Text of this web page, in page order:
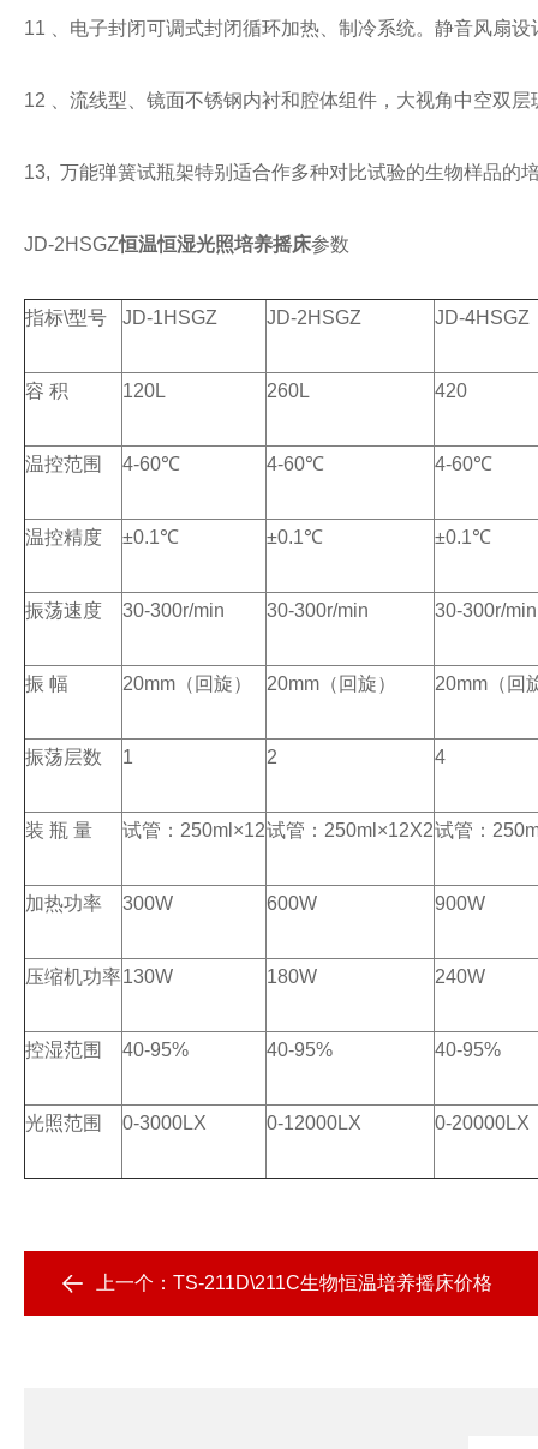
11 、电子封闭可调式封闭循环加热、制冷系统。静音风扇
12 、流线型、镜面不锈钢内衬和腔体组件，大视角中空双
13, 万能弹簧试瓶架特别适合作多种对比试验的生物样品的
JD-2HSGZ恒温恒湿光照培养摇床参数
指标\型号 JD-1HSGZ JD-2HSGZ JD-4HSGZ
容 积 120L 260L 420
温控范围 4-60℃ 4-60℃ 4-60℃
温控精度 ±0.1℃ ±0.1℃ ±0.1℃
振荡速度 30-300r/min 30-300r/min 30-300r/min
振 幅 20mm （回旋） 20mm （回旋） 20mm （回
振荡层数 1 2 4
装 瓶 量 试管： 250ml ×12试管： 250ml ×12X2试管：
加热功率 300W 600W 900W
压缩机功率130W 180W 240W
控湿范围 40-95% 40-95% 40-95%
光照范围 0-3000LX 0-12000LX 0-20000LX
上一个： TS-211D\211C生物恒温培养摇床价格